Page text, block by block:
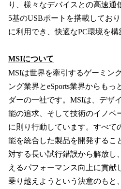
り、様々なデバイスとの高速通
5基のUSBポートを搭載してお
に利用でき、快適なPC環境を構
MSIについて
MSIは世界を牽引するゲーミン
ング業界とeSports業界からも
ダーの一社です。MSIは、デザ
能の追求、そして技術のイノベ
に則り行動しています。すべて
能を統合した製品を開発するこ
対する長い試行錯誤から解放し
えるパフォーマンス向上に貢献
乗り越えようという決意のもと